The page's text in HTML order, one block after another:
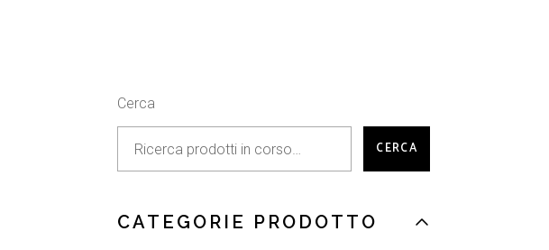
Cerca
CERCA
CATEGORIE PRODOTTO